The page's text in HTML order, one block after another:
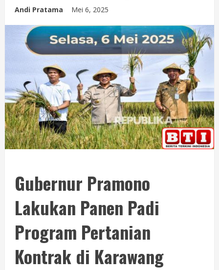
Andi Pratama Mei 6, 2025
Gubernur Pramono
Lakukan Panen Padi
Program Pertanian
Kontrak di Karawang